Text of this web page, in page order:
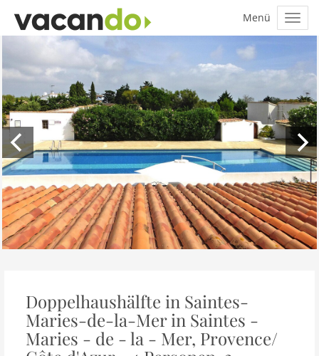
Doppelhaushälfte in Saintes-
Maries-de-la-Mer in Saintes -
Maries - de - la - Mer, Provence/